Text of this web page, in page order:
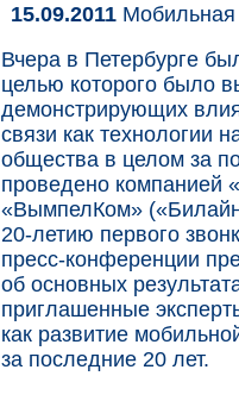
15.09.2011 Мобильная
Вчера в Петербурге
целью которого было
демонстрирующих
связи как технологии
общества в целом за
проведено компанией
«ВымпелКом»
20-летию первого
пресс-конференции
об основных
приглашенные
как развитие
за последние 20 лет.